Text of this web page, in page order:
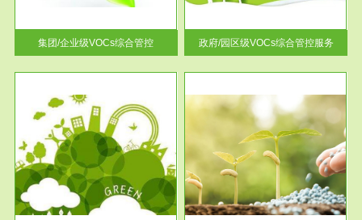
集团/企业级VOCs综合管控
合整治方案》文件要求，到2017
年，全...
政府/园区级VOCs综合管控服务
服务范围
土壤修复